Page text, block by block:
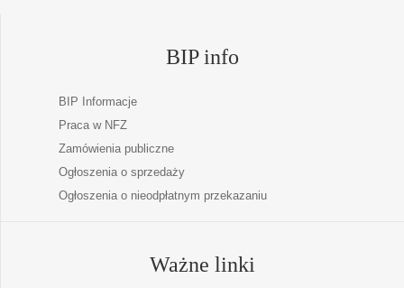
BIP info
BIP Informacje
Praca w NFZ
Zamówienia publiczne
Ogłoszenia o sprzedaży
Ogłoszenia o nieodpłatnym przekazaniu
Ważne linki